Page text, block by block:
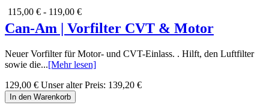
115,00 € - 119,00 €
Can-Am | Vorfilter CVT & Motor
Neuer Vorfilter für Motor- und CVT-Einlass. . Hilft, den Luftfilter
sowie die...[Mehr lesen]
129,00 € Unser alter Preis: 139,20 €
In den Warenkorb